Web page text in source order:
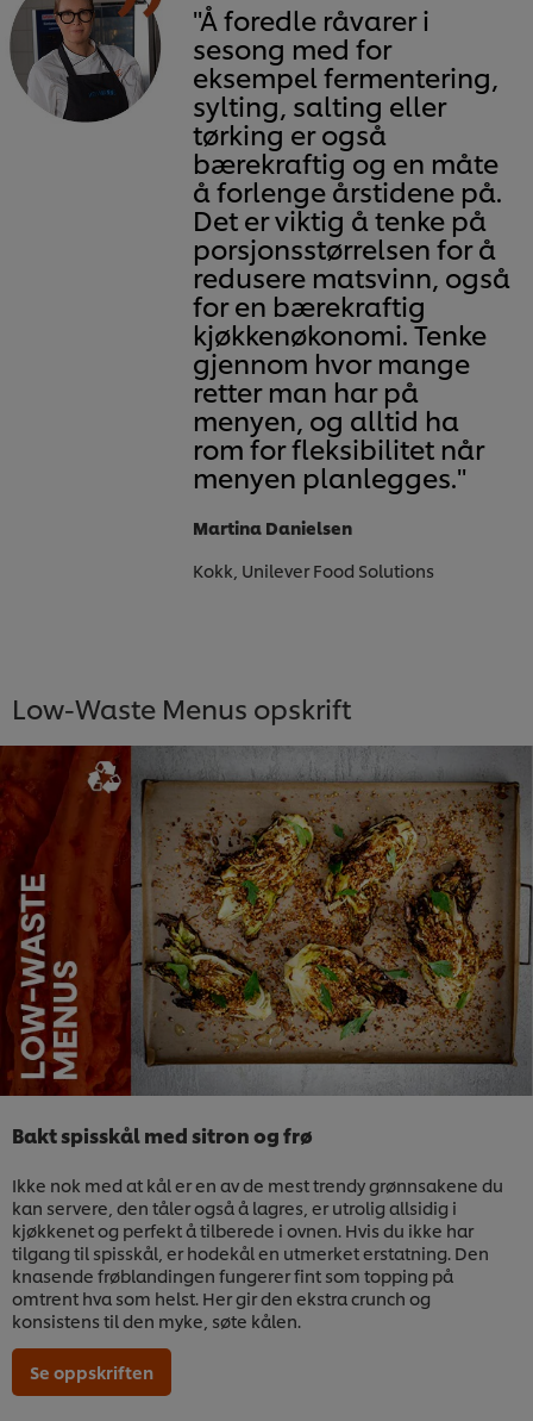
"Å foredle råvarer i
sesong med for
eksempel fermentering,
sylting, salting eller
tørking er også
bærekraftig og en måte
å forlenge årstidene på.
Det er viktig å tenke på
porsjonsstørrelsen for å
redusere matsvinn, også
for en bærekraftig
kjøkkenøkonomi. Tenke
gjennom hvor mange
retter man har på
menyen, og alltid ha
rom for fleksibilitet når
menyen planlegges."
Martina Danielsen
Kokk, Unilever Food Solutions
Low-Waste Menus opskrift
Bakt spisskål med sitron og frø
Ikke nok med at kål er en av de mest trendy grønnsakene du
kan servere, den tåler også å lagres, er utrolig allsidig i
kjøkkenet og perfekt å tilberede i ovnen. Hvis du ikke har
tilgang til spisskål, er hodekål en utmerket erstatning. Den
knasende frøblandingen fungerer fint som topping på
omtrent hva som helst. Her gir den ekstra crunch og
konsistens til den myke, søte kålen.
Se oppskriften